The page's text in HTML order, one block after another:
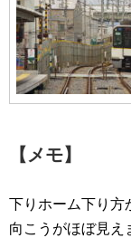
【メモ】
下りホーム下り
向こうがほぼ見え